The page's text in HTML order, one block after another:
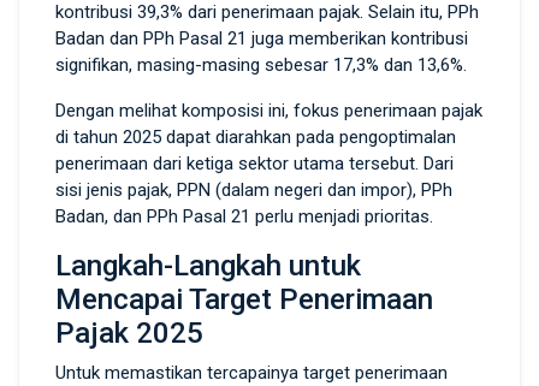
kontribusi 39,3% dari penerimaan pajak. Selain itu, PPh
Badan dan PPh Pasal 21 juga memberikan kontribusi
signifikan, masing-masing sebesar 17,3% dan 13,6%.
Dengan melihat komposisi ini, fokus penerimaan pajak
di tahun 2025 dapat diarahkan pada pengoptimalan
penerimaan dari ketiga sektor utama tersebut. Dari
sisi jenis pajak, PPN (dalam negeri dan impor), PPh
Badan, dan PPh Pasal 21 perlu menjadi prioritas.
Langkah-Langkah untuk
Mencapai Target Penerimaan
Pajak 2025
Untuk memastikan tercapainya target penerimaan